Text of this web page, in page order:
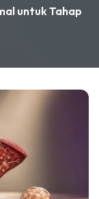
untuk Tahap